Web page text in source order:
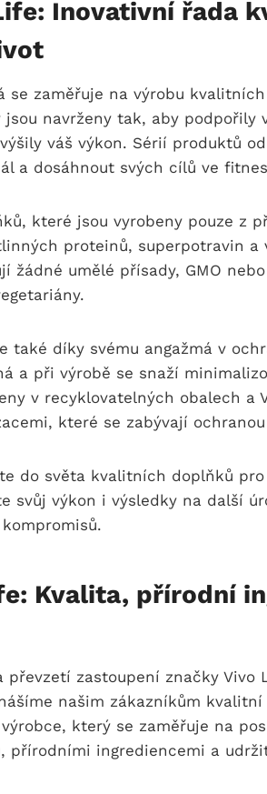
Inovativní řada
se zaměřuje na výrobu
navrženy tak, aby podpořily
váš výkon. Sérií produktů
a dosáhnout svých cílů ve
které jsou vyrobeny pouze z
proteinů, superpotravin a
žádné umělé přísady, GMO
také díky svému angažmá v
a při výrobě se snaží
v recyklovatelných obalech a
které se zabývají
do světa kvalitních doplňků
svůj výkon i výsledky na další
Kvalita, přírodní
převzetí zastoupení značky Vivo
našim zákazníkům
který se zaměřuje na
přírodními ingrediencemi a